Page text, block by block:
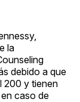
la
debido a que
200 y tienen
caso de